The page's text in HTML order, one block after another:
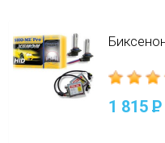
1 815P